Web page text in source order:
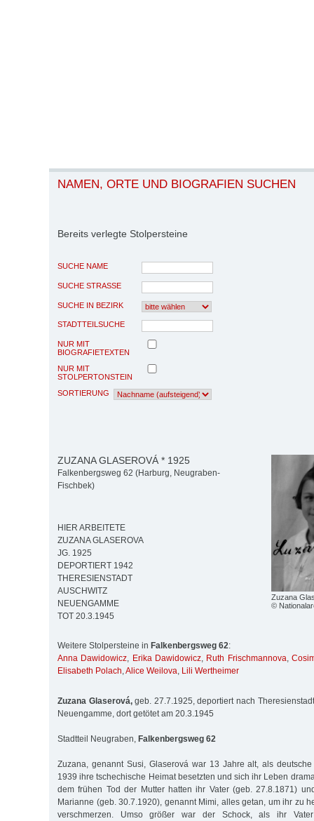
NAMEN, ORTE UND BIOGRAFIEN SUCHEN
Bereits verlegte Stolpersteine
SUCHE NAME
SUCHE STRASSE
SUCHE IN BEZIRK
STADTTEILSUCHE
NUR MIT
BIOGRAFIETEXTEN
NUR MIT
STOLPERTONSTEIN
SORTIERUNG
Zuzana
©
ZUZANA GLASEROVÁ * 1925
Falkenbergsweg 62 (Harburg, Neugraben-
Fischbek)
HIER ARBEITETE
ZUZANA GLASEROVA
JG. 1925
DEPORTIERT 1942
THERESIENSTADT
AUSCHWITZ
NEUENGAMME
TOT 20.3.1945
Weitere Stolpersteine in Falkenbergsweg 62:
Anna Dawidowicz, Erika Dawidowicz, Ruth Frischmannova,
Elisabeth Polach,Alice Weilova, Lili Wertheimer
Zuzana Glaserová,geb. 27.7.1925, deportiert nach
Neuengamme, dort getötet am 20.3.1945
Stadtteil Neugraben, Falkenbergsweg 62
Zuzana, genannt Susi, Glaserová war 13 Jahre alt, als
1939 ihre tschechische Heimat besetzten und sich ihr Leben
dem frühen Tod der Mutter hatten ihr Vater (geb. 27.8.1871)
Marianne (geb. 30.7.1920), genannt Mimi, alles getan, um ihr zu
verschmerzen. Umso größer war der Schock, als ihr